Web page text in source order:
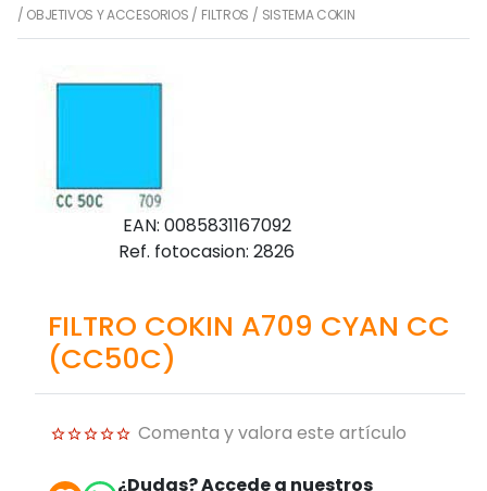
/ OBJETIVOS Y ACCESORIOS / FILTROS / SISTEMA COKIN
EAN: 0085831167092
Ref. fotocasion: 2826
FILTRO COKIN A709 CYAN CC
(CC50C)
Comenta y valora este artículo
¿Dudas? Accede a nuestros